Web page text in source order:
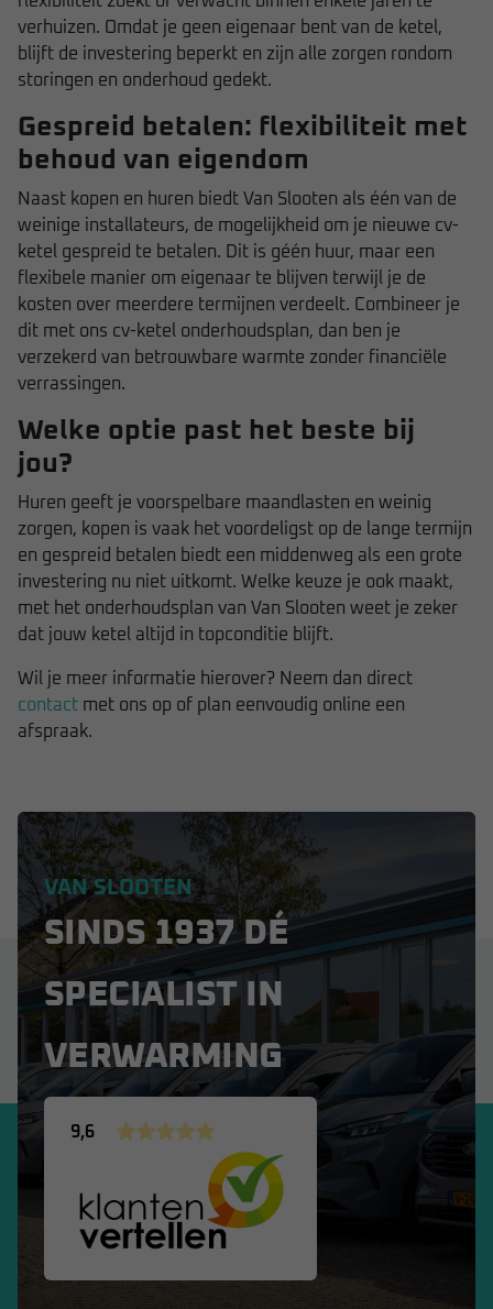
verhuizen. Omdat je geen eigenaar bent van de ketel,
blijft de investering beperkt en zijn alle zorgen rondom
storingen en onderhoud gedekt.
Gespreid betalen: flexibiliteit met
behoud van eigendom
Naast kopen en huren biedt Van Slooten als één van de
weinige installateurs, de mogelijkheid om je nieuwe cv-
ketel gespreid te betalen. Dit is géén huur, maar een
flexibele manier om eigenaar te blijven terwijl je de
kosten over meerdere termijnen verdeelt. Combineer je
dit met ons cv-ketel onderhoudsplan, dan ben je
verzekerd van betrouwbare warmte zonder financiële
verrassingen.
Welke optie past het beste bij
jou?
Huren geeft je voorspelbare maandlasten en weinig
zorgen, kopen is vaak het voordeligst op de lange termijn
en gespreid betalen biedt een middenweg als een grote
investering nu niet uitkomt. Welke keuze je ook maakt,
met het onderhoudsplan van Van Slooten weet je zeker
dat jouw ketel altijd in topconditie blijft.
Wil je meer informatie hierover? Neem dan direct
contact met ons op of plan eenvoudig online een
afspraak.
VAN SLOOTEN
SINDS 1937 DÉ
SPECIALIST IN
VERWARMING
9,6